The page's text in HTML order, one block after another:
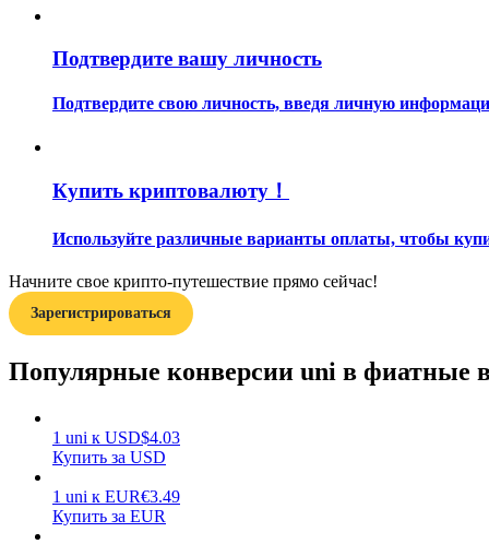
Анализ больших данных, включая торговую информацию
Гид
Руководство для начинающих по фьючерсам
Подтвердите вашу личность
Подтвердите свою личность, введя личную
Купить криптовалюту！
Используйте различные варианты оплаты, чтобы
Начните свое крипто-путешествие прямо сейчас!
Зарегистрироваться
Популярные конверсии uni в фиатные
1 uni к USD$4.03
Купить за USD
1 uni к EUR€3.49
Купить за EUR